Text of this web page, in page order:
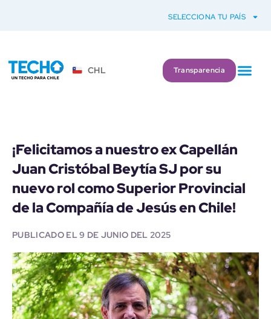
SELECCIONA TU PAÍS
CHL Transparencia
¡Felicitamos a nuestro ex Capellán
Juan Cristóbal Beytía SJ por su
nuevo rol como Superior Provincial
de la Compañía de Jesús en Chile!
PUBLICADO EL9 DE JUNIO DEL 2025